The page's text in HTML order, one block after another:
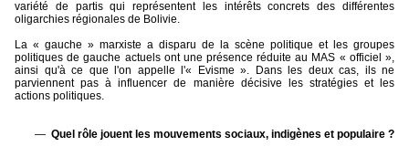
variété de partis qui représentent les intérêts concrets des différentes
oligarchies régionales de Bolivie.
La « gauche » marxiste a disparu de la scène politique et les groupes
politiques de gauche actuels ont une présence réduite au MAS « officiel »,
ainsi qu'à ce que l'on appelle l'« Evisme ». Dans les deux cas, ils ne
parviennent pas à influencer de manière décisive les stratégies et les
actions politiques.
Quel rôle jouent les mouvements sociaux, indigènes et populaire ?